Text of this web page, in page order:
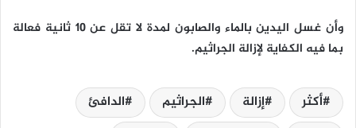
وأن غسل اليدين بالماء والصابون لمدة لا تقل عن 10 ثانية فعالة
بما فيه الكفاية لإزالة الجراثيم.
أكثر إزالة الجراثيم
الدافئ